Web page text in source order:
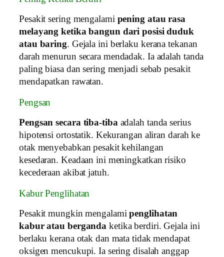
Pesakit sering mengalami pening atau rasa
melayang ketika bangun dari posisi duduk
atau baring. Gejala ini berlaku kerana tekanan
darah menurun secara mendadak. Ia adalah tanda
paling biasa dan sering menjadi sebab pesakit
mendapatkan rawatan.
Pengsan
Pengsan secara tiba‑tibaadalah tanda serius
hipotensi ortostatik. Kekurangan aliran darah ke
otak menyebabkan pesakit kehilangan
kesedaran. Keadaan ini meningkatkan risiko
kecederaan akibat jatuh.
Kabur Penglihatan
Pesakit mungkin mengalamipenglihatan
kabur atau berganda ketika berdiri. Gejala ini
berlaku kerana otak dan mata tidak mendapat
oksigen mencukupi. Ia sering disalah anggap